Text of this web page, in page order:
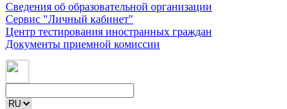
Сведения об образовательной организации
Сервис "Личный кабинет"
Центр тестирования иностранных граждан
Документы приемной комиссии